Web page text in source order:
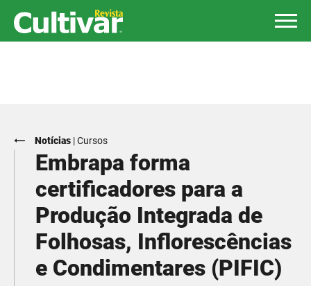
Notícias |Cursos
Embrapa forma
certificadores para a
Produção Integrada de
Folhosas, Inflorescências
e Condimentares (PIFIC)